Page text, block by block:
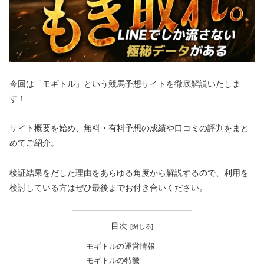
今回は「モギトル」という競馬予想サイトを徹底解説いたしま
す！
サイト概要を始め、無料・有料予想の成績や口コミの評判をまと
めてご紹介。
検証結果をだした理由をあらゆる角度から解説するので、利用を
検討している方はぜひ最後までお付き合いください。
目次
モギトルの運営情報
モギトルの特徴